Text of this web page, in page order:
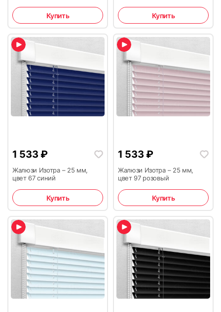
Купить Купить
1 533 ₽
Жалюзи Изотра – 25 мм,
цвет 67 синий
Купить
1 533 ₽
Жалюзи Изотра – 25 мм,
цвет 97 розовый
Купить